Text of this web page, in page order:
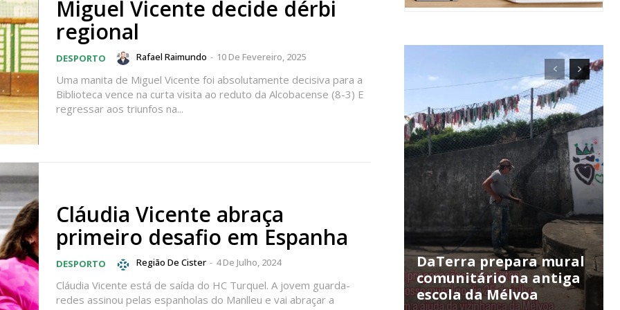
de Assinatura
assinante do Região de Cister e ajude-nos a manter este serviço público!
Sendo assinante terá acesso a todos os conteúdos exclusivos e versões digitais.
Miguel Vicente decide dérbi
regional
DESPORTO Rafael Raimundo - 10 De Fevereiro, 2025
Uma manita de Miguel Vicente foi absolutamente decisiva para a
Biblioteca vence na curta visita ao reduto da Alcobacense (8-3) E
regressar aos triunfos na...
Cláudia Vicente abraça
primeiro desafio em Espanha
DESPORTO Região De Cister - 4 De Julho, 2024
Cláudia Vicente está de saída do HC Turquel. A jovem guarda-
redes assinou pelas espanholas do Manlleu e vai abraçar a
DaTerra prepara mural
comunitário na antiga
escola da Mélvoa